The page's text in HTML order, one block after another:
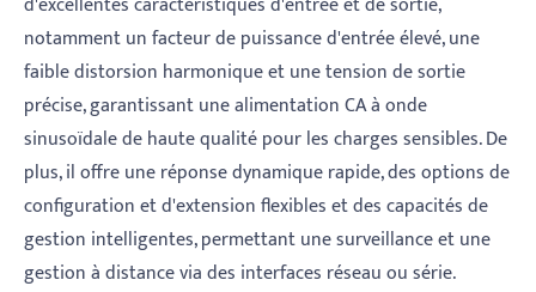
notamment un facteur de puissance d'entrée élevé, une
faible distorsion harmonique et une tension de sortie
précise, garantissant une alimentation CA à onde
sinusoïdale de haute qualité pour les charges sensibles. De
plus, il offre une réponse dynamique rapide, des options de
configuration et d'extension flexibles et des capacités de
gestion intelligentes, permettant une surveillance et une
gestion à distance via des interfaces réseau ou série.